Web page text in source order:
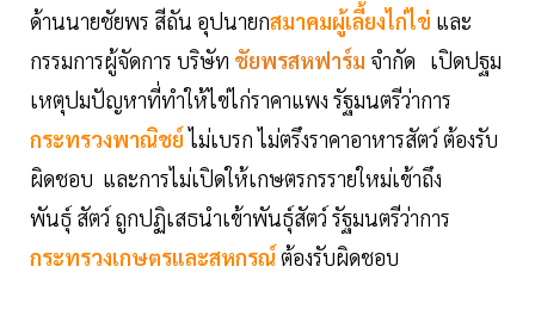
ด้านนายชัยพร สีถัน อุปนายกสมาคมผู้เลี้ยงไก่ไข่ และ
กรรมการผู้จัดการ บริษัท ชัยพรสหฟาร์ม จำกัด เปิดปฐม
เหตุปมปัญหาที่ทำให้ไข่ไก่ราคาแพง รัฐมนตรีว่าการ
กระทรวงพาณิชย์ไม่เบรก ไม่ตรึงราคาอาหารสัตว์ ต้องรับ
ผิดชอบ และการไม่เปิดให้เกษตรกรรายใหม่เข้าถึง
พันธุ์ สัตว์ ถูกปฏิเสธนำเข้าพันธุ์สัตว์ รัฐมนตรีว่าการ
กระทรวงเกษตรและสหกรณ์ ต้องรับผิดชอบ